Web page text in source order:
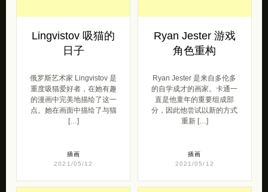
Lingvistov 吸猫的
日子
俄罗斯艺术家 Lingvistov 是
重度吸猫爱好者，在她有趣
的漫画中完美地描绘了这一
点。她在画面中描绘了与猫
[…]
插画
2021/05/12
Ryan Jester 游戏
角色重构
Ryan Jester 是来自多伦多
的自学成才的画家。卡通一
直是他童年的重要组成部
分，因此他尝试以新的方式
重新 […]
插画
2021/05/12